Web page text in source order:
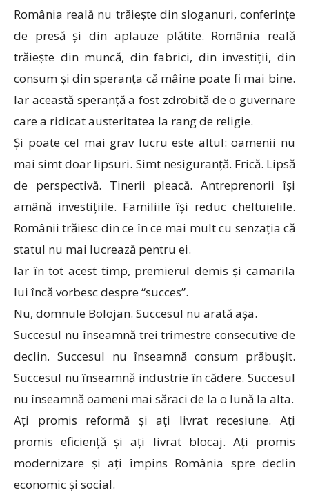
România reală nu trăiește din sloganuri, conferințe
de presă și din aplauze plătite. România reală
trăiește din muncă, din fabrici, din investiții, din
consum și din speranța că mâine poate fi mai bine.
Iar această speranță a fost zdrobită de o guvernare
care a ridicat austeritatea la rang de religie.
Și poate cel mai grav lucru este altul: oamenii nu
mai simt doar lipsuri. Simt nesiguranță. Frică. Lipsă
de perspectivă. Tinerii pleacă. Antreprenorii își
amână investițiile. Familiile își reduc cheltuielile.
Românii trăiesc din ce în ce mai mult cu senzația că
statul nu mai lucrează pentru ei.
Iar în tot acest timp, premierul demis și camarila
lui încă vorbesc despre “succes”.
Nu, domnule Bolojan. Succesul nu arată așa.
Succesul nu înseamnă trei trimestre consecutive de
declin. Succesul nu înseamnă consum prăbușit.
Succesul nu înseamnă industrie în cădere. Succesul
nu înseamnă oameni mai săraci de la o lună la alta.
Ați promis reformă și ați livrat recesiune. Ați
promis eficiență și ați livrat blocaj. Ați promis
modernizare și ați împins România spre declin
economic și social.